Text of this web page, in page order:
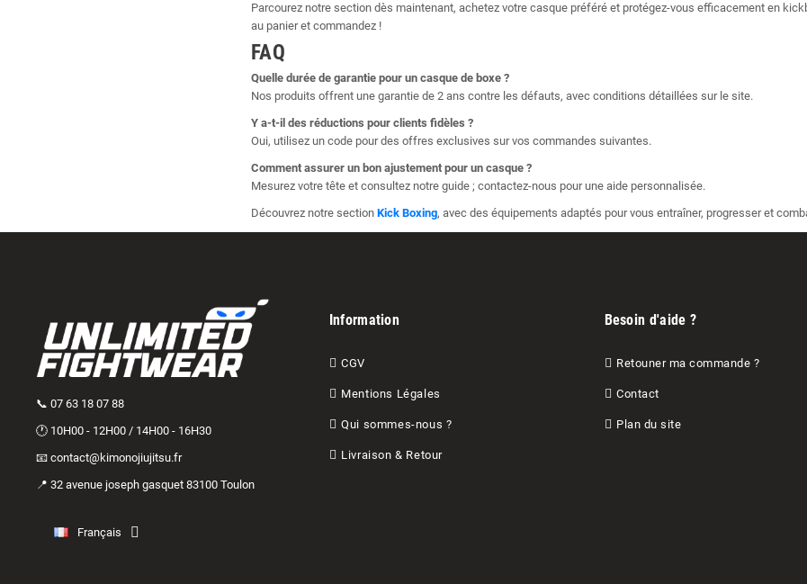
Parcourez notre section dès maintenant, achetez votre casque préféré et protégez-vous efficacement en
au panier et commandez !
FAQ
Quelle durée de garantie pour un casque de boxe?
Nos produits offrent une garantie de 2 ans contre les défauts, avec conditions détaillées sur le site.
Y a-t-il des réductions pour clients fidèles ?
Oui, utilisez un code pour des offres exclusives sur vos commandes suivantes.
Comment assurer un bon ajustement pour un casque ?
Mesurez votre tête et consultez notre guide ; contactez-nous pour une aide personnalisée.
Découvrez notre section Kick Boxing, avec des équipements adaptés pour vous entraîner, progresser et
📞 07 63 18 07 88
🕐 10H00 - 12H00 / 14H00 - 16H30
📧 contact@kimonojiujitsu.fr
📍 32 avenue joseph gasquet 83100 Toulon
Français
Information
CGV
Mentions Légales
Qui sommes-nous ?
Livraison & Retour
Besoin d'aide ?
Retouner ma commande ?
Contact
Plan du site